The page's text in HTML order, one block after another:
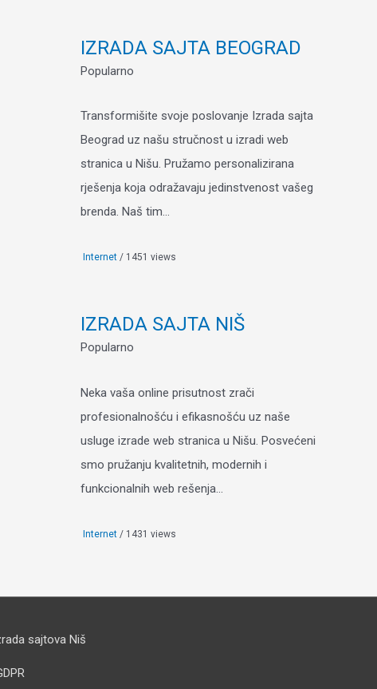
IZRADA SAJTA BEOGRAD
Popularno
Transformišite svoje poslovanje Izrada sajta
Beograd uz našu stručnost u izradi web
stranica u Nišu. Pružamo personalizirana
rješenja koja odražavaju jedinstvenost vašeg
brenda. Naš tim...
Internet / 1451 views
IZRADA SAJTA NIŠ
Popularno
Neka vaša online prisutnost zrači
profesionalnošću i efikasnošću uz naše
usluge izrade web stranica u Nišu. Posvećeni
smo pružanju kvalitetnih, modernih i
funkcionalnih web rešenja...
Internet / 1431 views
sajtova Niš